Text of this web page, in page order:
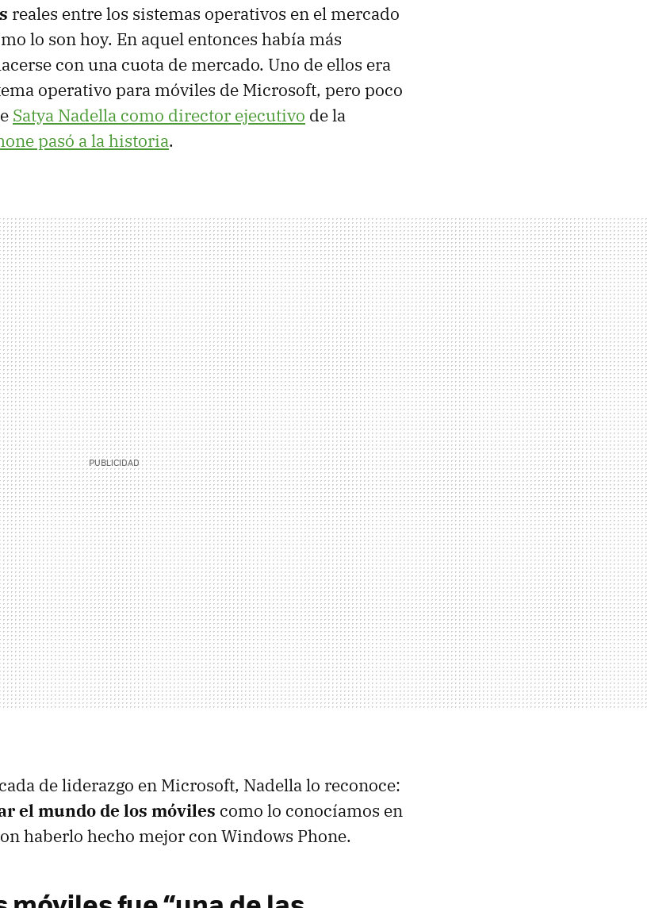
reales entre los sistemas operativos en el mercado
lo son hoy. En aquel entonces había más
con una cuota de mercado. Uno de ellos era
operativo para móviles de Microsoft, pero poco
Satya Nadella como director ejecutivo de la
pasó a la historia.
de liderazgo en Microsoft, Nadella lo reconoce:
el mundo de los móviles como lo conocíamos en
haberlo hecho mejor con Windows Phone.